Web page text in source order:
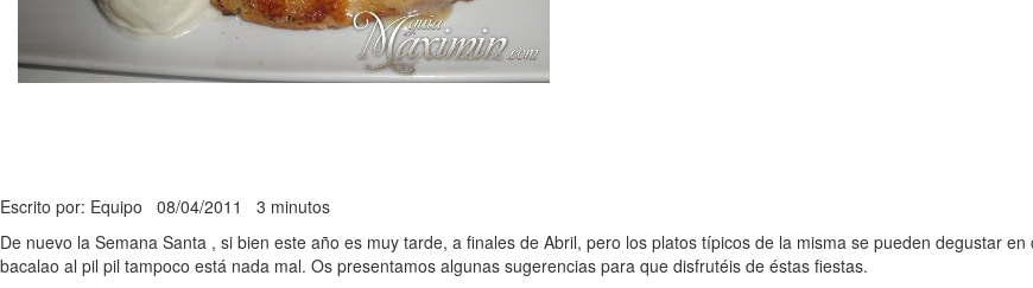
Escrito por: Equipo 08/04/2011 3 minutos
De nuevo la Semana Santa , si bien este año es muy tarde, a finales de Abril, pero los platos típicos de la misma se pueden degustar
bacalao al pil pil tampoco está nada mal. Os presentamos algunas sugerencias para que disfrutéis de éstas fiestas.